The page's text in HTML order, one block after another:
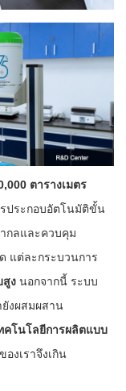
ตารางเมตร
ประกอบอัตโนมัติขั้น
กลและควบคุม
แต่ละกระบวนการ
สูง นอกจากนี้ ระบบ
งผสมผสาน
คโนโลยีการผลิตแบบ
งเราจึงเกิน